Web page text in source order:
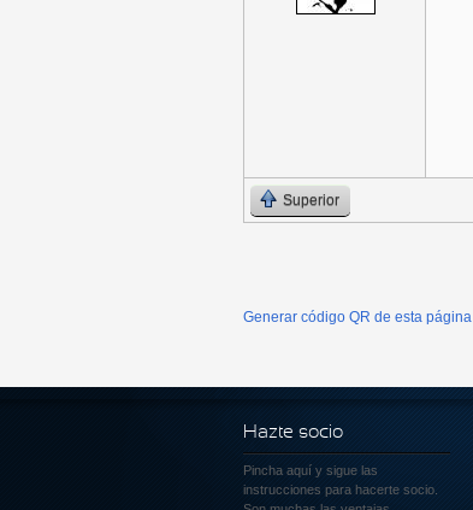
Superior
Generar código QR de esta página
Hazte socio
Pincha aquí y sigue las
instrucciones para hacerte socio.